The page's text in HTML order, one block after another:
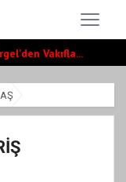
yaşam kalite...
Çalık Ortao...
Vakıfla...